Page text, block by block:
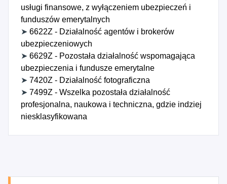
usługi finansowe, z wyłączeniem ubezpieczeń i
funduszów emerytalnych
➤ 6622Z - Działalność agentów i brokerów
ubezpieczeniowych
➤ 6629Z - Pozostała działalność wspomagająca
ubezpieczenia i fundusze emerytalne
➤ 7420Z - Działalność fotograficzna
➤ 7499Z - Wszelka pozostała działalność
profesjonalna, naukowa i techniczna, gdzie indziej
niesklasyfikowana